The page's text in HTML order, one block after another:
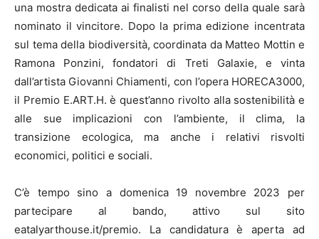
una mostra dedicata ai finalisti nel corso della quale sarà
nominato il vincitore. Dopo la prima edizione incentrata
sul tema della biodiversità, coordinata da Matteo Mottin e
Ramona Ponzini, fondatori di Treti Galaxie, e vinta
dall’artista Giovanni Chiamenti, con l’opera HORECA3000,
il Premio E.ART.H. è quest’anno rivolto alla sostenibilità e
alle sue implicazioni con l’ambiente, il clima, la
transizione ecologica, ma anche i relativi risvolti
economici, politici e sociali.
C’è tempo sino a domenica 19 novembre 2023 per
partecipare al bando, attivo sul sito
eatalyarthouse.it/premio. La candidatura è aperta ad